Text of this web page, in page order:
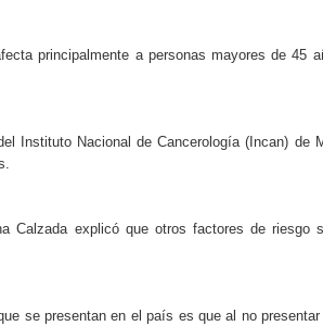
Ormuz no afecta logística RD, pero
exportaciones de diésel tras los
Abinader entrega Medalla al Mérito
de medallistas en San Juan podría
principalmente a personas mayores de
Instituto Nacional de Cancerología (Incan)
Calzada explicó que otros factores de
se presentan en el país es que al no